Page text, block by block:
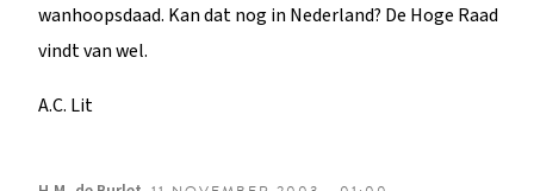
wanhoopsdaad. Kan dat nog in Nederland? De Hoge Raad
vindt van wel.
A.C. Lit